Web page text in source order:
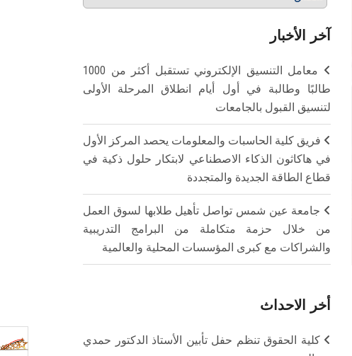
آخر الأخبار
معامل التنسيق الإلكتروني تستقبل أكثر من 1000
طالبًا وطالبة في أول أيام انطلاق المرحلة الأولى
لتنسيق القبول بالجامعات
فريق كلية الحاسبات والمعلومات يحصد المركز الأول
في هاكاثون الذكاء الاصطناعي لابتكار حلول ذكية في
قطاع الطاقة الجديدة والمتجددة
جامعة عين شمس تواصل تأهيل طلابها لسوق العمل
من خلال حزمة متكاملة من البرامج التدريبية
والشراكات مع كبرى المؤسسات المحلية والعالمية
أخر الاحداث
كلية الحقوق تنظم حفل تأبين الأستاذ الدكتور حمدي